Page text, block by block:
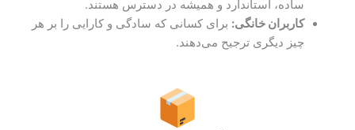
ساده، استاندارد و همیشه در دسترس هستند.
کاربران خانگی: برای کسانی که سادگی و کارایی را بر هر
چیز دیگری ترجیح می‌دهند.